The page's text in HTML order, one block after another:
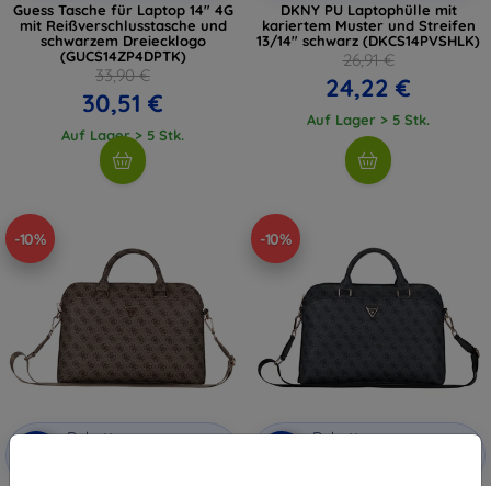
Guess Tasche für Laptop 14" 4G
mit Reißverschlusstasche und
schwarzem Dreiecklogo
(GUCS14ZP4DPTK)
33,90 €
30,51 €
Auf Lager > 5 Stk.
DKNY PU Laptophülle mit
kariertem Muster und Streifen
13/14" schwarz (DKCS14PVSHLK)
26,91 €
24,22 €
Auf Lager > 5 Stk.
-10%
Rabatt
-10%
Rabatt